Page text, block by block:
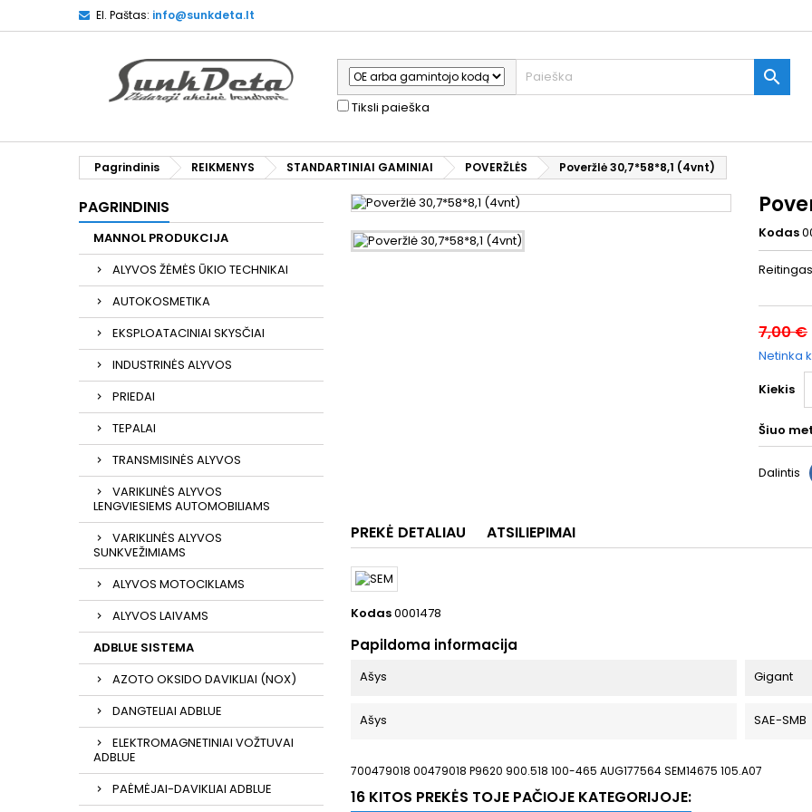
El. Paštas: info@sunkdeta.lt
Tiksli paieška

Pagrindinis REIKMENYS STANDARTINIAI GAMINIAI POVERŽLĖS Poveržlė 30,7*58*8,1 (4vnt)
PAGRINDINIS
MANNOL PRODUKCIJA
ALYVOS ŽĖMĖS ŪKIO TECHNIKAI
AUTOKOSMETIKA
EKSPLOATACINIAI SKYSČIAI
INDUSTRINĖS ALYVOS
PRIEDAI
TEPALAI
TRANSMISINĖS ALYVOS
VARIKLINĖS ALYVOS
LENGVIESIEMS AUTOMOBILIAMS
VARIKLINĖS ALYVOS
SUNKVEŽIMIAMS
ALYVOS MOTOCIKLAMS
ALYVOS LAIVAMS
ADBLUE SISTEMA
AZOTO OKSIDO DAVIKLIAI (NOX)
DANGTELIAI ADBLUE
ELEKTROMAGNETINIAI VOŽTUVAI
ADBLUE
PAĖMĖJAI-DAVIKLIAI ADBLUE
Kodas
Reitingas
7,00 €
Netinka
Kiekis
Šiuo
Dalintis
PREKĖ DETALIAU ATSILIEPIMAI
Kodas0001478
Papildoma informacija
Ašys Gigant
Ašys SAE-SMB
700479018 00479018 P9620 900.518 100-465 AUG177564 SEM14675 105.A07
16 KITOS PREKĖS TOJE PAČIOJE KATEGORIJOJE: